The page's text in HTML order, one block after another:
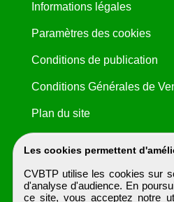
Les cookies permettent
CVBTP utilise les cookies sur
d'analyse d'audience. En
ce site, vous acceptez notre
Informations légales
Paramètres des cookies
Conditions de publication
Conditions Générales de
Plan du site